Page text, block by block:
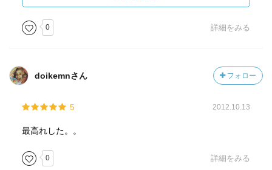
結末に、という話しも印象に残る。
0 詳細をみる
doikemnさん フォロー
5 2012.10.13
最高れした。。
0 詳細をみる